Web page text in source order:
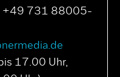
+49 731 88005-
17.00 Uhr,